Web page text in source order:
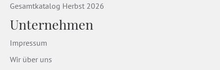
Gesamtkatalog Herbst 2026
Unternehmen
Impressum
Wir über uns